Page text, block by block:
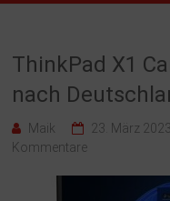
ThinkPad X1
nach
Maik 23. März 2023
Kommentare